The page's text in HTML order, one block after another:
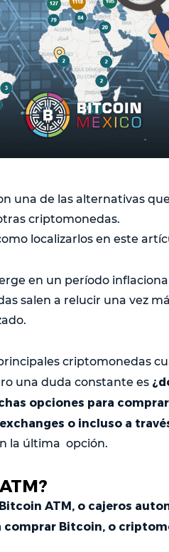
una de las alternativas
criptomonedas.
localizarlos en este
en un período
salen a relucir una vez
criptomonedas
una duda constante es
opciones para
o incluso a
la última opción.
Bitcoin ATM, o cajeros
comprar Bitcoin, o